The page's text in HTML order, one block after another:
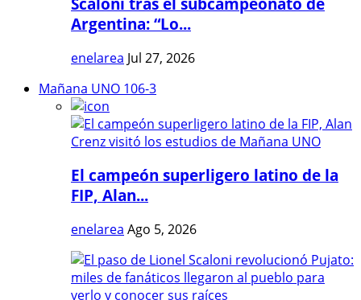
Argentina: “Lo...
enelarea Jul 27, 2026
Mañana UNO 106-3
El campeón superligero latino de la
FIP, Alan...
enelarea Ago 5, 2026